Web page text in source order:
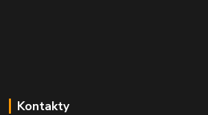
Kontakty